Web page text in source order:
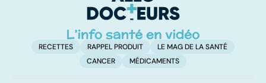
RECETTES RAPPEL PRODUIT
LE MAG DE LA SANTÉ
CANCER
MÉDICAMENTS